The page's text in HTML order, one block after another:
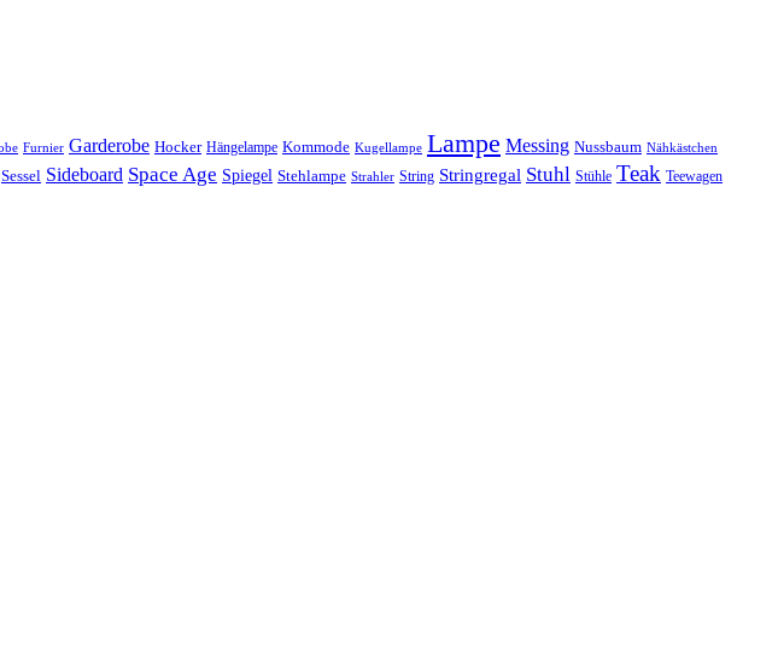
Furnier Garderobe Hocker Hängelampe Kommode Kugellampe Lampe Messing Nussbaum Nähkästchen
Sessel Sideboard Space Age Spiegel Stehlampe Strahler String Stringregal Stuhl Stühle Teak Teewagen